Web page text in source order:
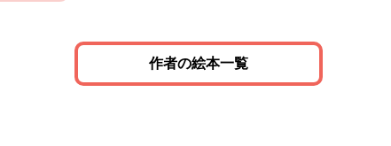
作者の絵本一覧